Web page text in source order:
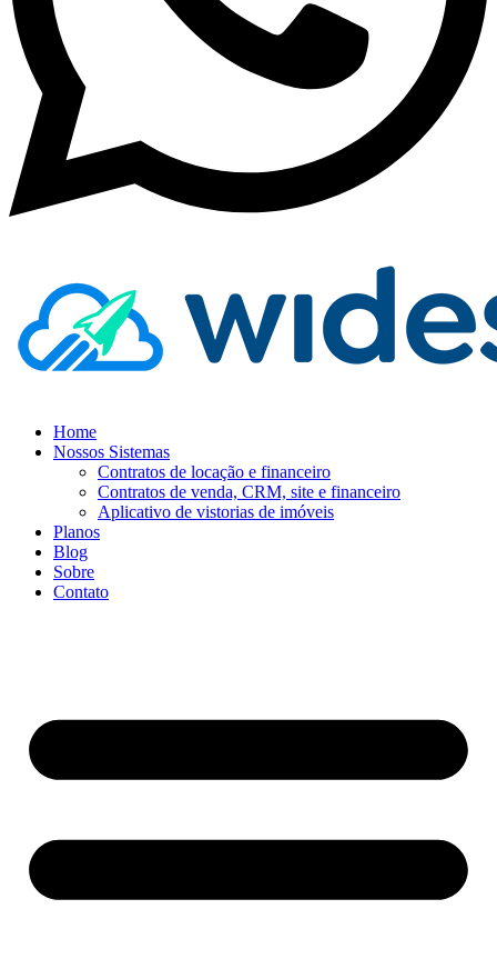
Home
Nossos Sistemas
Contratos de locação e financeiro
Contratos de venda, CRM, site e financeiro
Aplicativo de vistorias de imóveis
Planos
Blog
Sobre
Contato